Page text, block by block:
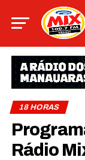
18 HORAS
Rádio